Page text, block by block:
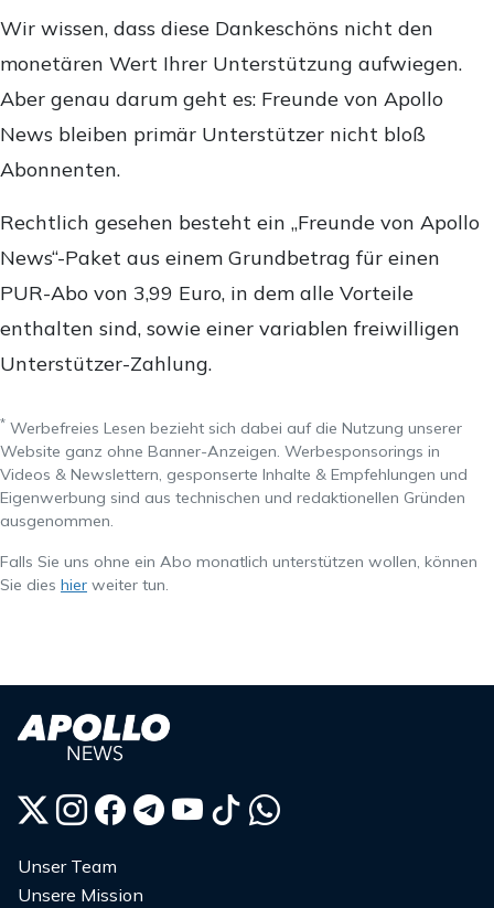
Wir wissen, dass diese Dankeschöns nicht den
monetären Wert Ihrer Unterstützung aufwiegen.
Aber genau darum geht es: Freunde von Apollo
News bleiben primär Unterstützer nicht bloß
Abonnenten.
Rechtlich gesehen besteht ein „Freunde von Apollo
News“-Paket aus einem Grundbetrag für einen
PUR-Abo von 3,99 Euro, in dem alle Vorteile
enthalten sind, sowie einer variablen freiwilligen
Unterstützer-Zahlung.
* Werbefreies Lesen bezieht sich dabei auf die Nutzung unserer
Website ganz ohne Banner-Anzeigen. Werbesponsorings in
Videos & Newslettern, gesponserte Inhalte & Empfehlungen und
Eigenwerbung sind aus technischen und redaktionellen Gründen
ausgenommen.
Falls Sie uns ohne ein Abo monatlich unterstützen wollen, können
Sie dies hier weiter tun.
Unser Team
Unsere Mission